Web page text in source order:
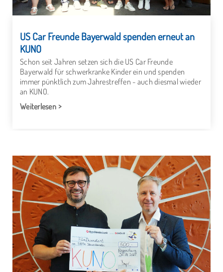
US Car Freunde Bayerwald spenden erneut an
KUNO
Schon seit Jahren setzen sich die US Car Freunde
Bayerwald für schwerkranke Kinder ein und spenden
immer pünktlich zum Jahrestreffen - auch diesmal wieder
an KUNO.
Weiterlesen